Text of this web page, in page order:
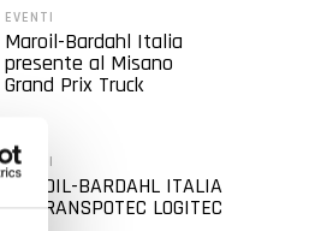
EVENTI
Maroil-Bardahl Italia
presente al Misano
Grand Prix Truck
EVENTI
MAROIL-BARDAHL ITALIA
AL TRANSPOTEC LOGITEC